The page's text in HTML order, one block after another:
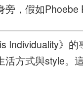
，假如Phoebe
Individuality》
方式與style。